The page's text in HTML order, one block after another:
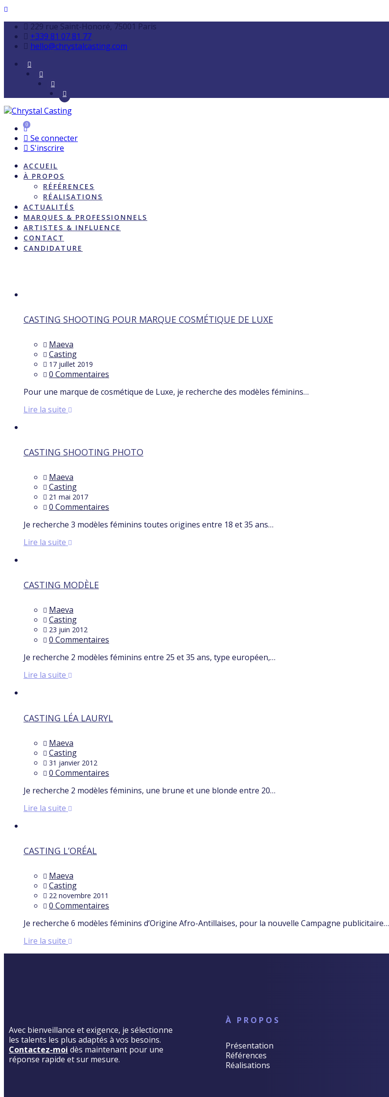
229 rue Saint-Honoré, 75001 Paris
+339 81 07 81 77
hello@chrystalcasting.com
0
Se connecter
S'inscrire
ACCUEIL
À PROPOS
RÉFÉRENCES
RÉALISATIONS
ACTUALITÉS
MARQUES & PROFESSIONNELS
ARTISTES & INFLUENCE
CONTACT
CANDIDATURE
CASTING SHOOTING POUR MARQUE COSMÉTIQUE DE LUXE
Maeva
Casting
17 juillet 2019
0 Commentaires
Pour une marque de cosmétique de Luxe, je recherche des modèles féminins…
Lire la suite
CASTING SHOOTING PHOTO
Maeva
Casting
21 mai 2017
0 Commentaires
Je recherche 3 modèles féminins toutes origines entre 18 et 35 ans…
Lire la suite
CASTING MODÈLE
Maeva
Casting
23 juin 2012
0 Commentaires
Je recherche 2 modèles féminins entre 25 et 35 ans, type européen,…
Lire la suite
CASTING LÉA LAURYL
Maeva
Casting
31 janvier 2012
0 Commentaires
Je recherche 2 modèles féminins, une brune et une blonde entre 20…
Lire la suite
CASTING L’ORÉAL
Maeva
Casting
22 novembre 2011
0 Commentaires
Je recherche 6 modèles féminins d’Origine Afro-Antillaises, pour la nouvelle Campagne publicitaire…
Lire la suite
Avec bienveillance et exigence, je sélectionne
les talents les plus adaptés à vos besoins.
Contactez-moi dès maintenant pour une
réponse rapide et sur mesure.
À PROPOS
Présentation
Références
Réalisations